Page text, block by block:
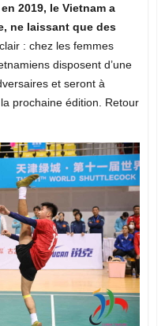
2019, le Vietnam a
ne laissant que des
: chez les femmes
disposent d’une
et seront à
prochaine édition. Retour